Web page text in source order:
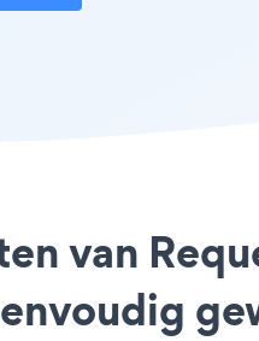
van